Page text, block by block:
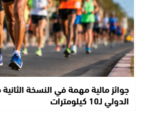
جوائز مالية مهمة في النسخة
الدولي لـ10 كيلومترات